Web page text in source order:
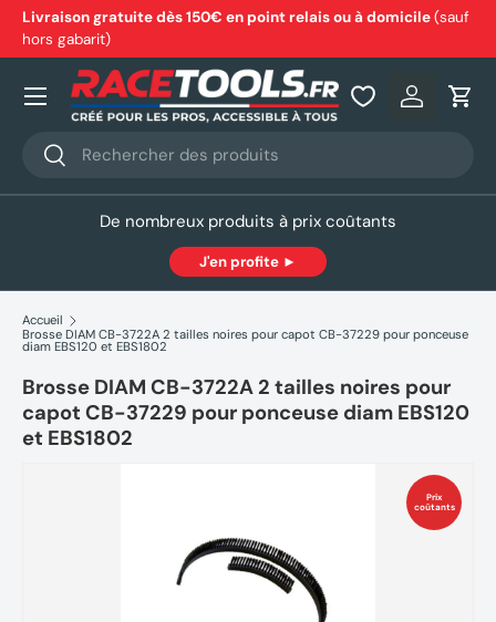
Aller au contenu
Livraison gratuite dès 150€ en point relais ou à domicile(sauf
hors gabarit)
Recherche
Rechercher
Se
Nos produits
De nombreux produits à prix coûtants
J'en profite ►
Accueil
Brosse DIAM CB-3722A 2 tailles noires pour capot CB-37229 pour ponceuse
diam EBS120 et EBS1802
Brosse DIAM CB-3722A 2 tailles noires pour
capot CB-37229 pour ponceuse diam EBS120
et EBS1802
Prix
coûtants